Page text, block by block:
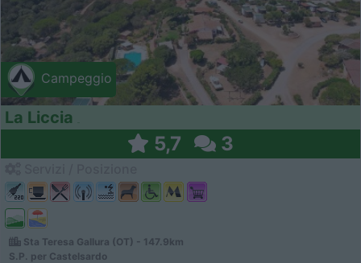
Campeggio
La Liccia
5,7 3
Sta Teresa Gallura (OT) - 147.9km
S.P. per Castelsardo